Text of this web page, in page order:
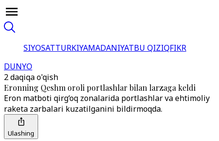
SIYOSATTURKIYAMADANIYATBU QIZIQFIKR
DUNYO
2 daqiqa o'qish
Eronning Qeshm oroli portlashlar bilan larzaga keldi
Eron matboti qirg‘oq zonalarida portlashlar va ehtimoliy
raketa zarbalari kuzatilganini bildirmoqda.
Ulashing